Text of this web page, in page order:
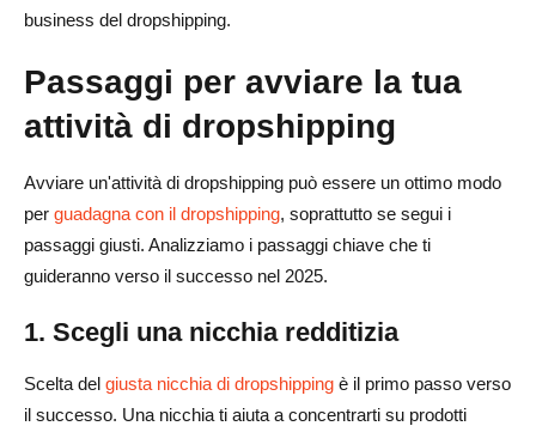
business del dropshipping.
Passaggi per avviare la tua
attività di dropshipping
Avviare un'attività di dropshipping può essere un ottimo modo
per guadagna con il dropshipping, soprattutto se segui i
passaggi giusti. Analizziamo i passaggi chiave che ti
guideranno verso il successo nel 2025.
1. Scegli una nicchia redditizia
Scelta del giusta nicchia di dropshipping è il primo passo verso
il successo. Una nicchia ti aiuta a concentrarti su prodotti